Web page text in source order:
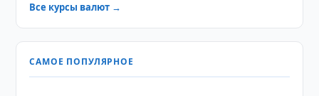
Все курсы валют →
САМОЕ ПОПУЛЯРНОЕ